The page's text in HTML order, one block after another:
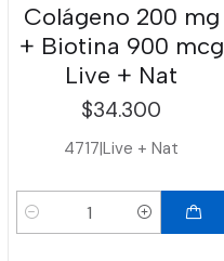
Colágeno 200 mg
+ Biotina 900 mcg
Live + Nat
$34.300
4717|Live + Nat
Cantidad